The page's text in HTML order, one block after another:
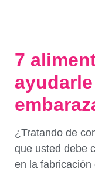
7
¿Tratando de
que usted debe
en la fabricación